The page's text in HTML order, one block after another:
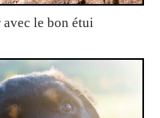
le bon étui